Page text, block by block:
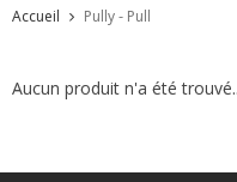
Accueil Pully - Pull
Aucun produit n'a été